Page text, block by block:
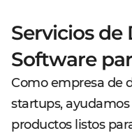
Servicios de
Software
Como empresa de
startups,
productos listos